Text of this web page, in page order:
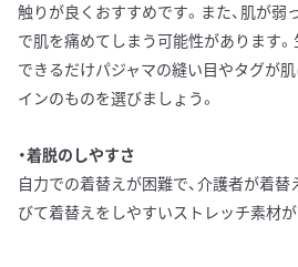
触りが良くおすすめです。また、肌が弱
で肌を痛めてしまう可能性があります。
できるだけパジャマの縫い目やタグが
インのものを選びましょう。
・着脱のしやすさ
自力での着替えが困難で、介護者が着替
びて着替えをしやすいストレッチ素材が